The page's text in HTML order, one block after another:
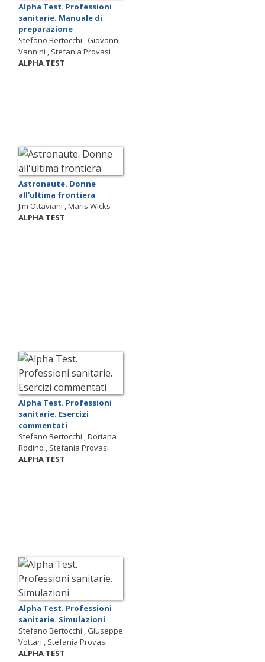
Alpha Test. Professioni
sanitarie. Manuale di
preparazione
Stefano Bertocchi , Giovanni
Vannini , Stefania Provasi
ALPHA TEST
Astronaute. Donne
all'ultima frontiera
Jim Ottaviani , Maris Wicks
ALPHA TEST
Alpha Test. Professioni
sanitarie. Esercizi
commentati
Stefano Bertocchi , Doriana
Rodino , Stefania Provasi
ALPHA TEST
Alpha Test. Professioni
sanitarie. Simulazioni
Stefano Bertocchi , Giuseppe
Vottari , Stefania Provasi
ALPHA TEST